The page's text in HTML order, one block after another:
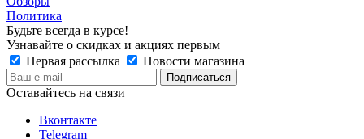
Политика
Будьте всегда в курсе!
Узнавайте о скидках и акциях первым
Первая рассылка
Новости магазина
Оставайтесь на связи
Вконтакте
Telegram